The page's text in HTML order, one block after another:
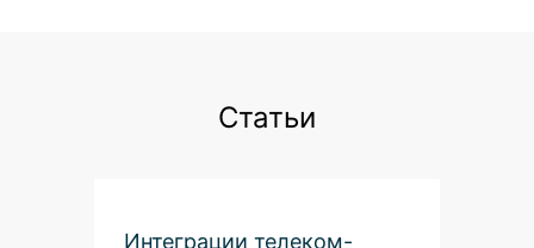
Статьи
Интеграции телеком-